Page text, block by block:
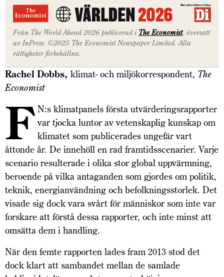
Från The World Ahead 2026 publicerad i The Economist, översatt
av InPress. ©2025 The Economist Newspaper Limited. Alla
rättigheter förbehållna.
Rachel Dobbs, klimat- och miljö­­korrespondent, The
Economist
F N:s klimatpanels första utvärderingsrapporter
var tjocka luntor av vetenskaplig kunskap om
klimatet som publicerades ungefär vart
åttonde år. De innehöll en rad framtidsscenarier. Varje
scenario resulterade i olika stor global uppvärmning,
beroende på vilka antaganden som gjordes om politik,
teknik, energianvändning och befolkningsstorlek. Det
visade sig dock vara svårt för människor som inte var
forskare att förstå dessa rapporter, och inte minst att
omsätta dem i handling.
När den femte rapporten lades fram 2013 stod det
dock klart att sambandet mellan de samlade